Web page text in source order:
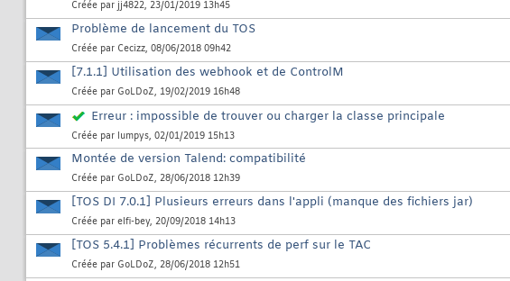
Créée par jj4822, 23/01/2019 13h45
Problème de lancement du TOS
Créée par Cecizz, 08/06/2018 09h42
[7.1.1] Utilisation des webhook et de ControlM
Créée par GoLDoZ, 19/02/2019 16h48
Erreur : impossible de trouver ou charger la classe principale
Créée par lumpys, 02/01/2019 15h13
Montée de version Talend: compatibilité
Créée par GoLDoZ, 28/06/2018 12h39
[TOS DI 7.0.1] Plusieurs erreurs dans l'appli (manque des fichiers jar)
Créée par elfi-bey, 20/09/2018 14h13
[TOS 5.4.1] Problèmes récurrents de perf sur le TAC
Créée par GoLDoZ, 28/06/2018 12h51